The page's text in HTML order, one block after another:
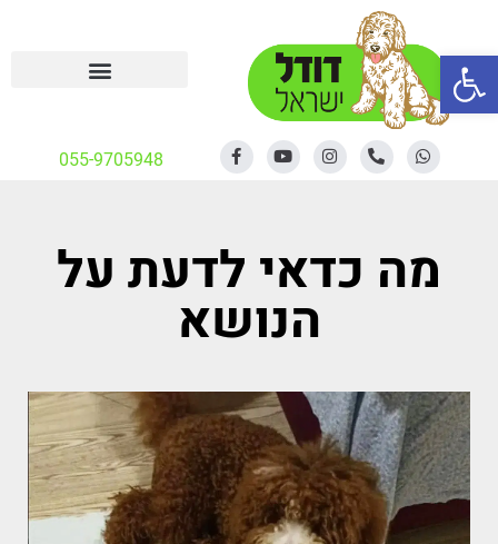
055-9705948
מה כדאי לדעת על
הנושא
פתח סרגל נגישות